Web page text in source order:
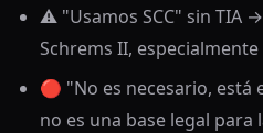
⚠️ "Usamos SCC" sin TIA
Schrems II, especialmente
🔴 "No es necesario,
no es una base legal para